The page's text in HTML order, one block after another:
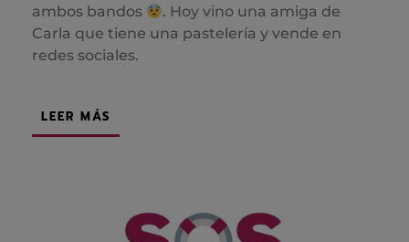
ambos bandos
. Hoy vino una amiga de
Carla que tiene una pastelería y vende en
redes sociales.
LEER MÁS